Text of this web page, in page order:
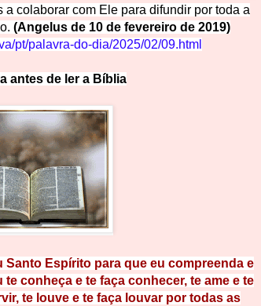
colaborar com Ele para difundir por toda a
(Angelus de 10 de fevereiro de 2019)
pt/palavra-do-dia/2025/02/09.html
a antes de er aBíblia
Santo Espírito para que eu compreenda e
te conheça e te faça conhecer, te ame e te
vir, te ouve e te faça louvar por todas as